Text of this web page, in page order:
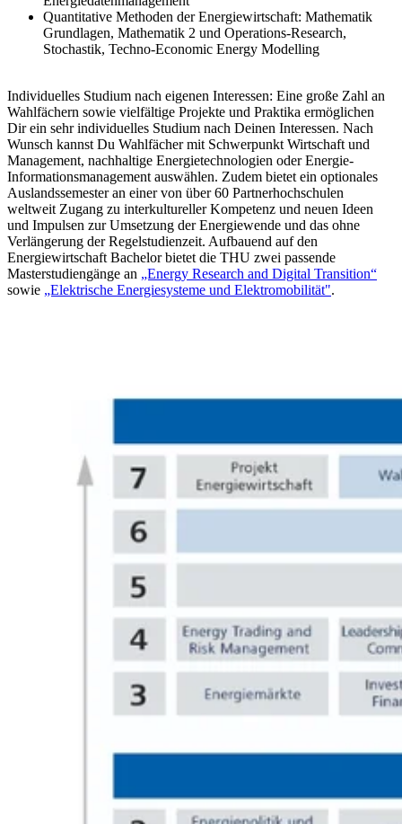
Quantitative Methoden der Energiewirtschaft: Mathematik
Grundlagen, Mathematik 2 und Operations-Research,
Stochastik, Techno-Economic Energy Modelling
Individuelles Studium nach eigenen Interessen: Eine große Zahl an
Wahlfächern sowie vielfältige Projekte und Praktika ermöglichen
Dir ein sehr individuelles Studium nach Deinen Interessen. Nach
Wunsch kannst Du Wahlfächer mit Schwerpunkt Wirtschaft und
Management, nachhaltige Energietechnologien oder Energie-
Informationsmanagement auswählen. Zudem bietet ein optionales
Auslandssemester an einer von über 60 Partnerhochschulen
weltweit Zugang zu interkultureller Kompetenz und neuen Ideen
und Impulsen zur Umsetzung der Energiewende und das ohne
Verlängerung der Regelstudienzeit. Aufbauend auf den
Energiewirtschaft Bachelor bietet die THU zwei passende
Masterstudiengänge an „Energy Research and Digital Transition“
sowie „Elektrische Energiesysteme und Elektromobilität".